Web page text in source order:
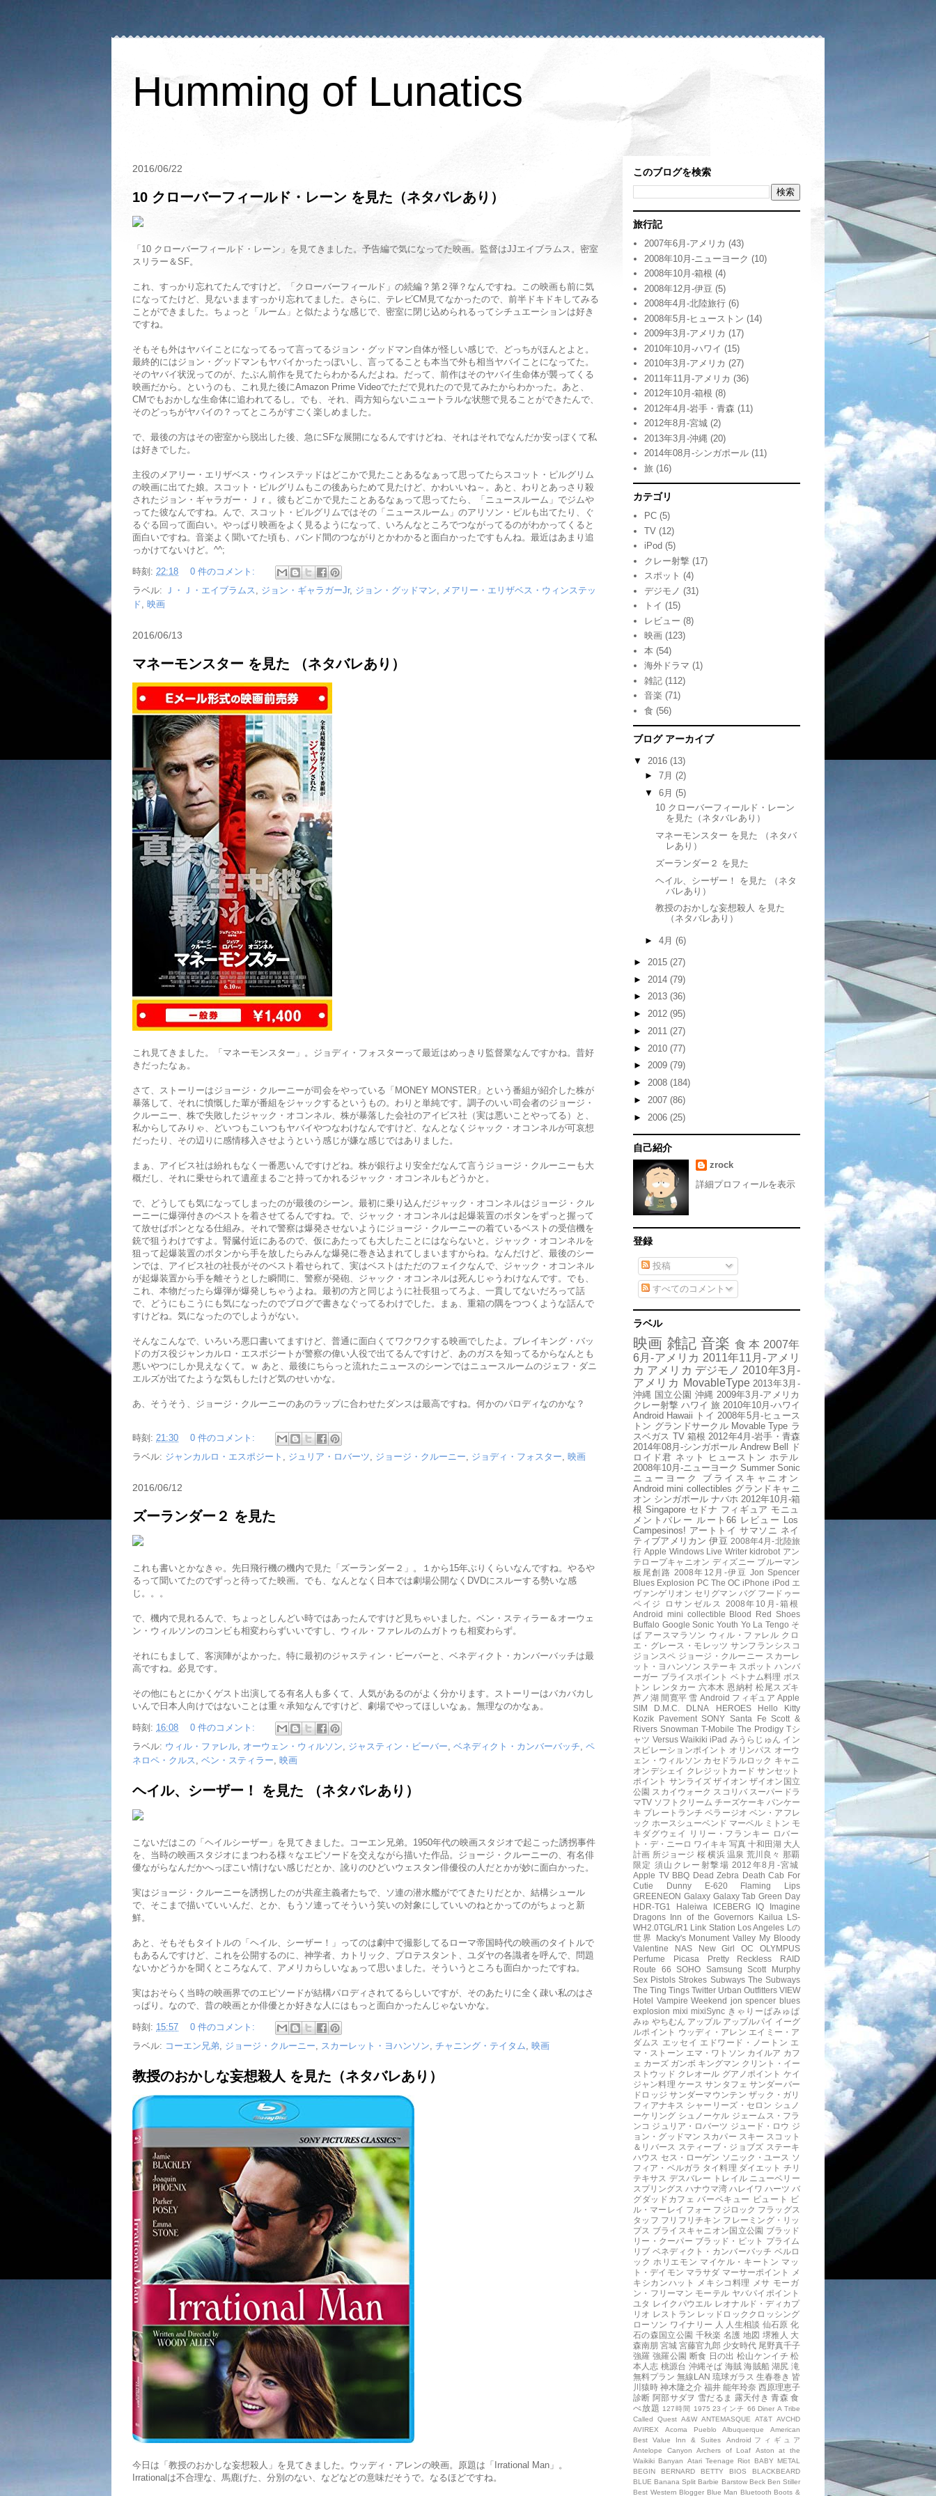
Humming of Lunatics
2016/06/22
10 クローバーフィールド・レーン を見た（ネタバレあり）
「10 クローバーフィールド・レーン」を見てきました。予告編で気になってた映画。監督はJJエイブラムス。密室
スリラー＆SF。
これ、すっかり忘れてたんですけど。「クローバーフィールド」の続編？第２弾？なんですね。この映画も前に気
になってたけど、見ないまますっかり忘れてました。さらに、テレビCM見てなかったので、前半ドキドキしてみる
ことができました。ちょっと「ルーム」と似たような感じで、密室に閉じ込められるってシチュエーションは好き
ですね。
そもそも外はヤバイことになってるって言ってるジョン・グッドマン自体が怪しい感じで、どっちがほんとよと。
最終的にはジョン・グッドマンもヤバイかったっぽいし、言ってることも本当で外も相当ヤバイことになってた。
そのヤバイ状況ってのが、たぶん前作を見てたらわかるんだよね。だって、前作はそのヤバイ生命体が襲ってくる
映画だから。というのも、これ見た後にAmazon Prime Videoでただで見れたので見てみたからわかった。あと、
CMでもおかしな生命体に追われてるし。でも、それ、両方知らないニュートラルな状態で見ることができたんで、
そのどっちがヤバイの？ってところがすごく楽しめました。
で、最後の方はその密室から脱出した後、急にSFな展開になるんですけどね、それはそれでなんだか安っぽくて私
は好きでした。
主役のメアリー・エリザベス・ウィンステッドはどこかで見たことあるなぁって思ってたらスコット・ピルグリム
の映画に出てた娘。スコット・ピルグリムもこの後あらためて見たけど、かわいいね～。あと、わりとあっさり殺
されたジョン・ギャラガー・Ｊｒ。彼もどこかで見たことあるなぁって思ってたら、「ニュースルーム」でジムや
ってた彼なんですね。んで、スコット・ピルグリムではその「ニュースルーム」のアリソン・ピルも出てたり、ぐ
るぐる回って面白い。やっぱり映画をよく見るようになって、いろんなところでつながってるのがわかってくると
面白いですね。音楽よく聞いてた頃も、バンド間のつながりとかわかると面白かったですもんね。最近はあまり追
っかけてないけど。^^;
時刻: 22:18
0 件のコメント:
ラベル: Ｊ・Ｊ・エイブラムス, ジョン・ギャラガーJr, ジョン・グッドマン, メアリー・エリザベス・ウィンステッ
ド, 映画
2016/06/13
マネーモンスター を見た （ネタバレあり）
これ見てきました。「マネーモンスター」。ジョディ・フォスターって最近はめっきり監督業なんですかね。昔好
きだったなぁ。
さて、ストーリーはジョージ・クルーニーが司会をやっている「MONEY MONSTER」という番組が紹介した株が
暴落して、それに憤慨した輩が番組をジャックするというもの。わりと単純です。調子のいい司会者のジョージ・
クルーニー、株で失敗したジャック・オコンネル、株が暴落した会社のアイビス社（実は悪いことやってる）と、
私からしてみりゃ、どいつもこいつもヤバイやつなわけなんですけど、なんとなくジャック・オコンネルが可哀想
だったり、その辺りに感情移入させようという感じが嫌な感じではありました。
まぁ、アイビス社は紛れもなく一番悪いんですけどね。株が銀行より安全だなんて言うジョージ・クルーニーも大
概だし、それに乗せられて遺産まるごと持ってかれるジャック・オコンネルもどうかと。
で、どうしても気になってしまったのが最後のシーン。最初に乗り込んだジャック・オコンネルはジョージ・クル
ーニーに爆弾付きのベストを着させてるんですね。で、ジャック・オコンネルは起爆装置のボタンをずっと握って
て放せばボンとなる仕組み。それで警察は爆発させないようにジョージ・クルーニーの着ているベストの受信機を
銃で狙うわけですよ。腎臓付近にあるので、仮にあたっても大したことにはならないと。ジャック・オコンネルを
狙って起爆装置のボタンから手を放したらみんな爆発に巻き込まれてしまいますからね。なんだけど、最後のシー
ンでは、アイビス社の社長がそのベスト着せられて、実はベストはただのフェイクなんで、ジャック・オコンネル
が起爆装置から手を離そうとした瞬間に、警察が発砲、ジャック・オコンネルは死んじゃうわけなんです。でも、
これ、本物だったら爆弾が爆発しちゃうよね。最初の方と同じように社長狙ってろよ、一貫してないだろって話
で、どうにもこうにも気になったのでブログで書きなぐってるわけでした。まぁ、重箱の隅をつつくような話んで
すけどね。気になったのでしようがない。
そんなこんなで、いろいろ悪口書いてますけど、普通に面白くてワクワクする映画でしたよ。ブレイキング・バッ
ドのガス役ジャンカルロ・エスポジートが警察の偉い人役で出てるんですけど、あのガスを知ってるからなんとも
悪いやつにしか見えなくて。ｗ あと、最後にちらっと流れたニュースのシーンではニュースルームのジェフ・ダニ
エルズが出てたような気もしたけど気のせいかな。
あ、そうそう、ジョージ・クルーニーのあのラップに合わせたダンスは最高ですね。何かのパロディなのかな？
時刻: 21:30
0 件のコメント:
ラベル: ジャンカルロ・エスポジート , ジュリア・ロバーツ, ジョージ・クルーニー, ジョディ・フォスター, 映画
2016/06/12
ズーランダー２ を見た
これも書いとかなきゃ。先日飛行機の機内で見た「ズーランダー２」。１から15年ぶりくらいなんですね。やるや
るって聞いてたのでずっと待ってた映画。でも、なんとなく日本では劇場公開なくDVDにスルーする勢いな感
じ。。。
で、機内で見れるんで、ちょっとしんどい時ではあったんですけど見ちゃいました。ベン・スティラー＆オーウェ
ン・ウィルソンのコンビも相変わらずいいですし、ウィル・ファレルのムガトゥも相変わらず。
それにもまして、客演陣がよかった。特に最初のジャスティン・ビーバーと、ベネディクト・カンバーバッチは最
高ですね。必見です。
その他にもとにかくゲスト出演してる有名人も多くて、人気があるのがよく分かります。ストーリーはバカバカし
いんで日本人向けではないことは重々承知なんですけど、劇場でやってほしいなぁ。無理なのかなぁ。
時刻: 16:08
0 件のコメント:
ラベル: ウィル・ファレル, オーウェン・ウィルソン, ジャスティン・ビーバー, ベネディクト・カンバーバッチ, ペ
ネロペ・クルス, ベン・スティラー, 映画
ヘイル、シーザー！ を見た （ネタバレあり）
こないだはこの「ヘイルシーザー」を見てきました。コーエン兄弟。1950年代の映画スタジオで起こった誘拐事件
を、当時の映画スタジオにまつわる様々なエピソードを交えながら描いた作品。ジョージ・クルーニーの、有名俳
優ながらなんだかへっぽこい情けない感じだとか、訛りのひどいウェスタン俳優役の人だとかが妙に面白かった。
実はジョージ・クルーニーを誘拐したのが共産主義者たちで、ソ連の潜水艦がでてきたりだとか、結構シュール
で、そこまで描いていいんだ、とか、もうソ連ってそういう笑いの対象にしていいのねとかってのがちょっと新
鮮。
あと、そもそもタイトルの「ヘイル、シーザー！」ってのは劇中で撮影してるローマ帝国時代の映画のタイトルで
もあるんですけど、これを公開するのに、神学者、カトリック、プロテスタント、ユダヤの各識者を呼んで、問題
ないかどうかを聞くところなんて、アメリカらしいなぁって思いました。そういうところも面白かったですね。
実はおそらく当時の映画界でのエピソードが結構パロディされてるらしいですが、そのあたりに全く疎い私のはさ
っぱり。なので、昔の映画とか俳優とか好きな人にはもっと面白かったんじゃないかな。
時刻: 15:57
0 件のコメント:
ラベル: コーエン兄弟, ジョージ・クルーニー, スカーレット・ヨハンソン, チャニング・テイタム, 映画
教授のおかしな妄想殺人 を見た（ネタバレあり）
今日は「教授のおかしな妄想殺人」を見てきました。ウッディ・アレンの映画。原題は「Irrational Man」。
Irrationalは不合理な、馬鹿げた、分別のない、などなどの意味だそうで。なるほどですね。
このブログを検索
旅行記
2007年6月-アメリカ (43)
2008年10月-ニューヨーク (10)
2008年10月-箱根 (4)
2008年12月-伊豆 (5)
2008年4月-北陸旅行 (6)
2008年5月-ヒューストン (14)
2009年3月-アメリカ (17)
2010年10月-ハワイ (15)
2010年3月-アメリカ (27)
2011年11月-アメリカ (36)
2012年10月-箱根 (8)
2012年4月-岩手・青森 (11)
2012年8月-宮城 (2)
2013年3月-沖縄 (20)
2014年08月-シンガポール (11)
旅 (16)
カテゴリ
PC (5)
TV (12)
iPod (5)
クレー射撃 (17)
スポット (4)
デジモノ (31)
トイ (15)
レビュー (8)
映画 (123)
本 (54)
海外ドラマ (1)
雑記 (112)
音楽 (71)
食 (56)
ブログ アーカイブ
▼ 2016 (13)
► 7月 (2)
▼ 6月 (5)
10 クローバーフィールド・レーン
を見た（ネタバレあり）
マネーモンスター を見た （ネタバ
レあり）
ズーランダー２ を見た
ヘイル、シーザー！ を見た （ネタ
バレあり）
教授のおかしな妄想殺人 を見た
（ネタバレあり）
► 4月 (6)
► 2015 (27)
► 2014 (79)
► 2013 (36)
► 2012 (95)
► 2011 (27)
► 2010 (77)
► 2009 (79)
► 2008 (184)
► 2007 (86)
► 2006 (25)
自己紹介
zrock
詳細プロフィールを表示
登録
投稿
すべてのコメント
ラベル
映画 雑記 音楽 食 本 2007年
6月-アメリカ 2011年11月-アメリ
カ アメリカ デジモノ 2010年3月-
アメリカ MovableType 2013年3月-
沖縄 国立公園 沖縄 2009年3月-アメリカ
クレー射撃 ハワイ 旅 2010年10月-ハワイ
Android Hawaii トイ 2008年5月-ヒュース
トン グランドサークル Movable Type ラ
スベガス TV 箱根 2012年4月-岩手・青森
2014年08月-シンガポール Andrew Bell
ド
ロイド君 ネット ヒューストン ホテル
2008年10月-ニューヨーク Summer Sonic
ニューヨーク
ブライスキャニオン
Android mini collectibles グランドキャニ
オン シンガポール ナバホ 2012年10月-箱
根 Singapore セドナ フィギュア モニュ
メントバレー ルート66 レビュー Los
Campesinos! アートトイ サマソニ ネイ
ティブアメリカン 伊豆 2008年4月-北陸旅
行 Apple Windows Live Writer kidrobot アン
テロープキャニオン ディズニー ブルーマン
板尾創路
2008年12月-伊豆 Jon Spencer
Blues Explosion PC The OC iPhone iPod エ
ヴァンゲリオン セリグマン バグ フードゥー
ペイジ
ロサンゼルス
2008年10月-箱根
Android mini collectible Blood Red Shoes
Buffalo Google Sonic Youth Yo La Tengo そ
ば アースマラソン ウィル・ファレル クロ
エ・グレース・モレッツ サンフランシスコ
ジョンスペ ジョージ・クルーニー スカーレ
ット・ヨハンソン ステーキ スポット ハンバ
ーガー ブライスポイント ベトナム料理 ボス
トン レンタカー 六本木 恩納村 松尾スズキ
芦ノ湖 間寛平 雪 Android フィギュア Apple
SIM
D.M.C. DLNA HEROES
Hello Kitty
Kozik
Pavement SONY Santa Fe Scott &
Rivers Snowman T-Mobile The Prodigy Tシ
ャツ Versus Waikiki iPad みうらじゅん イン
スピレーションポイント オリンパス オーウ
ェン・ウィルソン カセドラルロック キャニ
オンデシェイ クレジットカード サンセット
ポイント サンライズ ザイオン ザイオン国立
公園 スカイウォーク スコリバ スーパードラ
マTV ソフトクリーム チーズケーキ パンケー
キ プレートランチ ベラージオ ベン・アフレ
ック ホースシューベンド マーベル ミトン モ
キダグウェイ
リリー・フランキー
ロバー
ト・デ・ニーロ ワイキキ 写真 十和田湖 大人
計画 所ジョージ 桜 横浜 温泉 荒川良々 那覇
限定 須山クレー射撃場 2012年8月-宮城
Apple TV BBQ Dead Zebra Death Cab For
Cutie
Dunny E-620
Flaming Lips
GREENEON Galaxy Galaxy Tab Green Day
HDR-TG1
Haleiwa ICEBERG IQ
Imagine
Dragons Inn of the Governors Kailua
LS-
WH2.0TGL/R1 Link Station Los Angeles Lの
世界
Macky's Monument Valley My Bloody
Valentine
NAS New Girl OC
OLYMPUS
Perfume
Picasa Pretty Reckless
RAID
Route 66
SOHO Samsung
Scott Murphy
Sex Pistols Strokes Subways The Subways
The Ting Tings Twitter Urban Outfitters VIEW
Hotel Vampire Weekend jon spencer blues
explosion mixi mixiSync きゃりーぱみゅぱ
みゅ やちむん アップル アップルパイ イーグ
ルポイント
ウッディ・アレン エイミー・ア
ダムス
エッセイ エドワード・ノートン エ
マ・ストーン エマ・ワトソン カイルア カフ
ェ カーズ ガンボ キングマン クリント・イー
ストウッド クレオール グアノポイント ケイ
ジャン料理 ケース サンタフェ サンダーバー
ドロッジ サンダーマウンテン ザック・ガリ
フィアナキス シャーリーズ・セロン シュノ
ーケリング シュノーケル ジェームス・フラ
ンコ ジュリア・ロバーツ ジュード・ロウ ジ
ョン・グッドマン スカパー スキー スコット
＆リバース
スティーブ・ジョブズ ステーキ
ハウス セス・ローゲン ソニック・ユース ソ
フィア・ベルガラ タイ料理 ダイエット チリ
テキサス デスバレー トレイル ニューベリー
スプリングス ハナウマ湾 ハレイワ ハーツ バ
グダッドカフェ バーベキュー ビュート
ビ
ル・マーレイ フォー フジロック フラッグス
タッフ フリフリチキン フレーミング・リッ
プス ブライスキャニオン国立公園 ブラッド
リー・クーパー ブラッド・ピット
プライム
リブ ベネディクト・カンバーバッチ ベルロ
ック ホリエモン マイケル・キートン マッ
ト・デイモン マラサダ マーサーポイント
メ
キシカンハット
メキシコ料理 メサ モーガ
ン・フリーマン モーテル ヤバパイポイント
ユタ
レイクパウエル レオナルド・ディカプ
リオ レストラン レッドロッククロッシング
ローソン ワイナリー 人 人生相談 仙石原 化
石の森国立公園 千秋楽 名護 地図 堺雅人 大
森南朋 宮城 宮藤官九郎 少女時代 尾野真千子
強羅 強羅公園 断食 日の出 松山ケンイチ 松
本人志 桃源台 沖縄そば 海賊 海賊船 湖尻 滝
無料プラン 無線LAN 琉球ガラス 生春巻き 皆
川猿時 神木隆之介 福井 能年玲奈 西原理恵子
診断 阿部サダヲ 雪だるま 露天付き 青森 食
べ放題 127時間 1975 23インチ 66 Diner A Tribe
Called Quest A&W ANTEMASQUE AT&T AVCHD
AVIREX
Acoma Pueblo Albuquerque
American
Best Value Inn & Suites
Androidフィギュア
Antelope Canyon
Archers of Loaf
Aston at the
Waikiki Banyan
Atari Teenage Riot
BABY METAL
BEGIN
BERNARD BETTY BIOS
BLACKBEARD
BLUE Banana Split Barbie Barstow Beck Ben Stiller
Best Western Blogger Blue Man Bluetooth Boots &